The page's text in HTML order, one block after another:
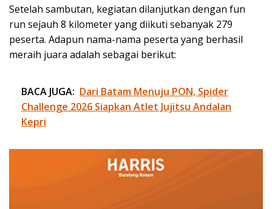
Setelah sambutan, kegiatan dilanjutkan dengan fun
run sejauh 8 kilometer yang diikuti sebanyak 279
peserta. Adapun nama-nama peserta yang berhasil
meraih juara adalah sebagai berikut:
BACA JUGA: Dari Batam Menuju PON, Spider
Challenge 2026 Siapkan Atlet Jujitsu Andalan
Kepri